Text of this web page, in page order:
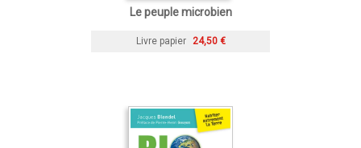
Le peuple microbien
Livre papier 24,50 €